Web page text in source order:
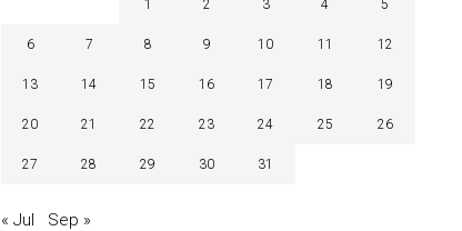
1 2 3 4 5
6 7 8 9 10 11 12
13 14 15 16 17 18 19
20 21 22 23 24 25 26
27 28 29 30 31
« Jul Sep »